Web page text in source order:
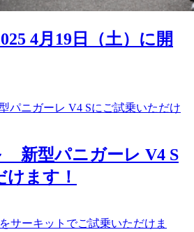
4月19日（土）に開
新型パニガーレ V4 S
ます！